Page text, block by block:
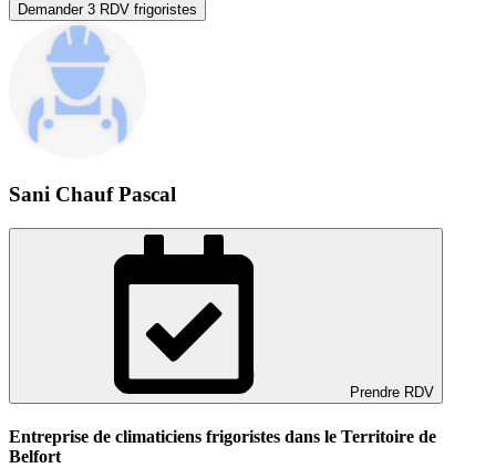
Demander 3 RDV frigoristes
Sani Chauf Pascal
Prendre RDV
Entreprise de climaticiens frigoristes dans le Territoire de
Belfort